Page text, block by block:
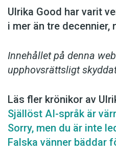
Ulrika Good har varit
i mer än tre decennier,
Innehållet på denna
upphovsrättsligt
Läs fler krönikor av
Själlöst AI-språk är
Sorry, men du är inte
Falska vänner bäddar